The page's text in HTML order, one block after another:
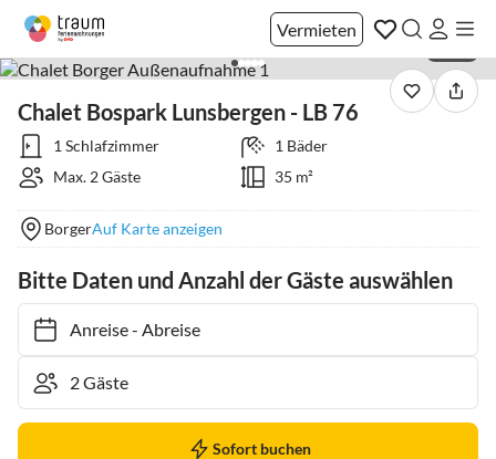
Vermieten
Chalet Bospark Lunsbergen - LB 76
1 Schlafzimmer
1 Bäder
Max. 2 Gäste
35 m²
BorgerAuf Karte anzeigen
Bitte Daten und Anzahl der Gäste auswählen
Anreise- Abreise
Sofort buchen